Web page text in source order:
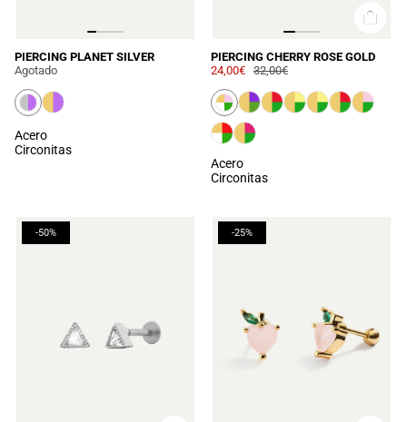
PIERCING PLANET SILVER
Agotado
Acero
Circonitas
PIERCING CHERRY ROSE GOLD
24,00€ 32,00€
Acero
Circonitas
-50% -25%